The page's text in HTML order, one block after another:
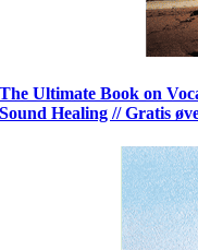
The Ultimate Book on
Sound Healing // Gratis